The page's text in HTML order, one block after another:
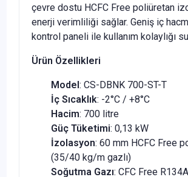
çevre dostu HCFC Free poliüretan
enerji verimliliği sağlar. Geniş iç
kontrol paneli ile kullanım kolaylığı
Ürün Özellikleri
Model : CS-DBNK 700-ST-T
İç Sıcaklık: -2°C / +8°C
Hacim: 700 litre
Güç Tüketimi: 0,13 kW
İzolasyon: 60 mm HCFC Free
(35/40 kg/m gazlı)
Soğutma Gazı: CFC Free